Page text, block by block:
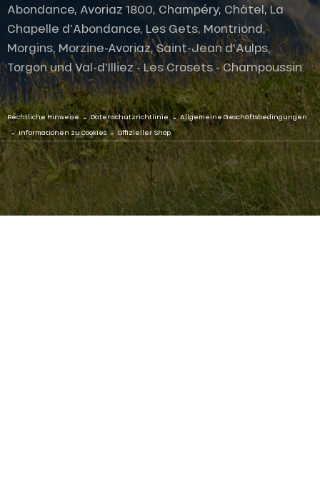
Abondance, Avoriaz 1800, Champéry, Châtel, La
Chapelle d'Abondance, Les Gets, Montriond,
Morgins, Morzine-Avoriaz, Saint-Jean d'Aulps,
Torgon und Val-d'Illiez - Les Crosets - Champoussin.
Rechtliche Hinweise - Datenschutzrichtlinie - Allgemeine Geschäftsbedingungen
- Informationen zu Cookies - Offizieller Shop